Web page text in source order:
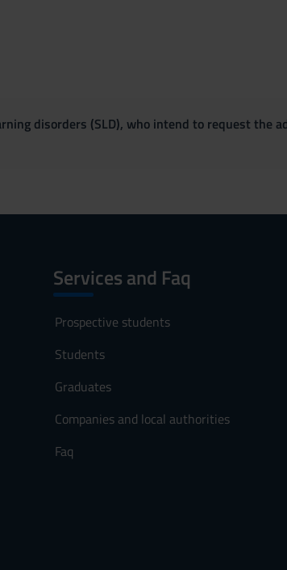
disorders (SLD), who intend to request the
Services and Faq
Prospective students
Students
Graduates
Companies and local authorities
Faq